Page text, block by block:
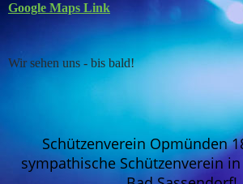
Google Maps Link
Wir sehen uns - bis bald!
Schützenverein Opmünden
sympathische Schützenverein